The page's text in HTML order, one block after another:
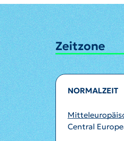
Zeitzone
NORMALZEIT
Central